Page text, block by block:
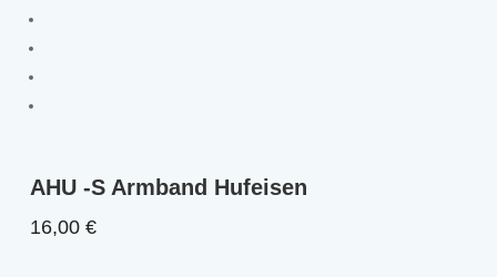
AHU -S Armband Hufeisen
16,00€